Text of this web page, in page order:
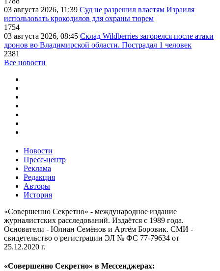
03 августа 2026, 11:39 Суд не разрешил властям Израиля
использовать крокодилов для охраны тюрем
1754
03 августа 2026, 08:45 Склад Wildberries загорелся после атаки
дронов во Владимирской области. Пострадал 1 человек
2381
Все новости
Новости
Пресс-центр
Реклама
Редакция
Авторы
История
«Совершенно Секретно» - международное издание
журналистских расследований. Издаётся с 1989 года.
Основатели - Юлиан Семёнов и Артём Боровик. CМИ -
свидетельство о регистрации ЭЛ № ФС 77-79634 от
25.12.2020 г.
«Совершенно Секретно» в Мессенджерах: